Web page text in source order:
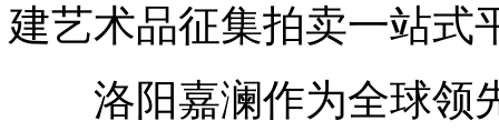
建艺术品征集拍卖一站式
洛阳嘉澜作为全球领